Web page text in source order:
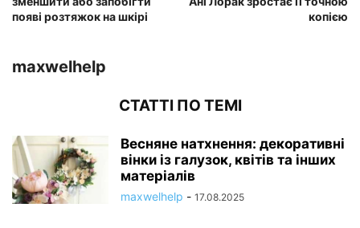
появі розтяжок на шкірі
копією
maxwelhelp
СТАТТІ ПО ТЕМІ
Весняне натхнення: декоративні
вінки із галузок, квітів та інших
матеріалів
maxwelhelp - 17.08.2025